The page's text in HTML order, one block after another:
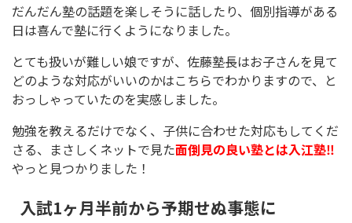
だんだん塾の話題を楽しそうに話したり、個別指導がある
日は喜んで塾に行くようになりました。
とても扱いが難しい娘ですが、佐藤塾長はお子さんを見て
どのような対応がいいのかはこちらでわかりますので、と
おっしゃっていたのを実感しました。
勉強を教えるだけでなく、子供に合わせた対応もしてくだ
さる、まさしくネットで見た面倒見の良い塾とは入江塾‼
やっと見つかりました！
入試1ヶ月半前から予期せぬ事態に